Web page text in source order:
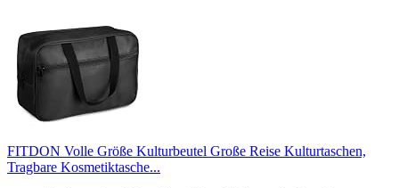
FITDON Volle Größe Kulturbeutel Große Reise Kulturtaschen,
Tragbare Kosmetiktasche...